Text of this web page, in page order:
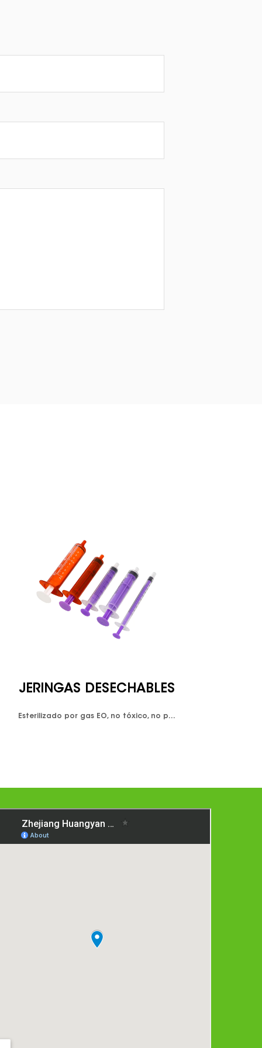
JERINGAS DESECHABLES
Esterilizado por gas EO, no tóxico, no pirogénico, un solo uso -Luer lock asegura una fijación más segura de la aguja ya que las agujas se enroscan en la punta de la jeringa. - Aguja hipodérmica: acero inoxidable de alta calidad, diámetro interno más grande, alto índice de flujo, máxima nitidez, centro codificado por colores por tamaño para un reconocimiento claro. -La graduación indeleble facilita la lectura.